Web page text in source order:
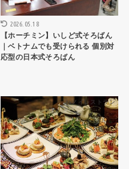
2026.05.18
【ホーチミン】いしど式そろばん
｜ベトナムでも受けられる 個別対
応型の日本式そろばん
ハノイレストラン